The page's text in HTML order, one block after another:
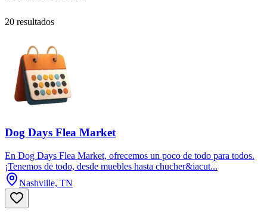
20 resultados
Dog Days Flea Market
En Dog Days Flea Market, ofrecemos un poco de todo para todos.
¡Tenemos de todo, desde muebles hasta chucher&iacut...
Nashville, TN